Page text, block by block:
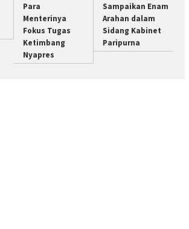
Para
Menterinya
Fokus Tugas
Ketimbang
Nyapres
Sampaikan Enam
Arahan dalam
Sidang Kabinet
Paripurna